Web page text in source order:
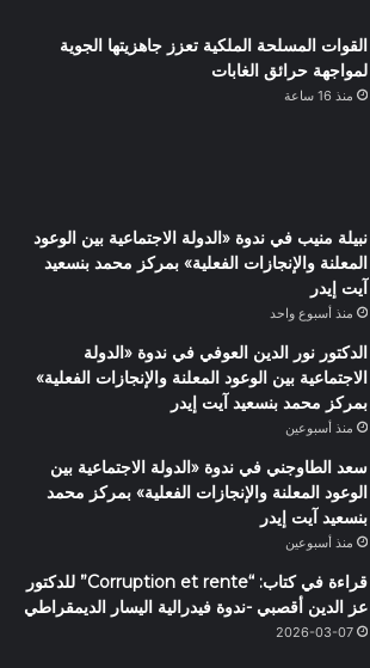
القوات المسلحة الملكية تعزز جاهزيتها الجوية
لمواجهة حرائق الغابات
منذ 16 ساعة
نبيلة منيب في ندوة «الدولة الاجتماعية بين الوعود
المعلنة والإنجازات الفعلية» بمركز محمد بنسعيد
آيت إيدر
منذ أسبوع واحد
الدكتور نور الدين العوفي في ندوة «الدولة
الاجتماعية بين الوعود المعلنة والإنجازات الفعلية»
بمركز محمد بنسعيد آيت إيدر
منذ أسبوعين
سعد الطاوجني في ندوة «الدولة الاجتماعية بين
الوعود المعلنة والإنجازات الفعلية» بمركز محمد
بنسعيد آيت إيدر
منذ أسبوعين
قراءة في كتاب: “Corruption et rente” للدكتور
عز الدين أقصبي -ندوة فيدرالية اليسار الديمقراطي
2026-03-07